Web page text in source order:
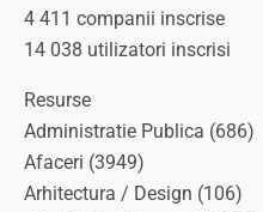
4 411 companii inscrise
14 038 utilizatori inscrisi
Resurse
Administratie Publica (686)
Afaceri (3949)
Arhitectura / Design (106)